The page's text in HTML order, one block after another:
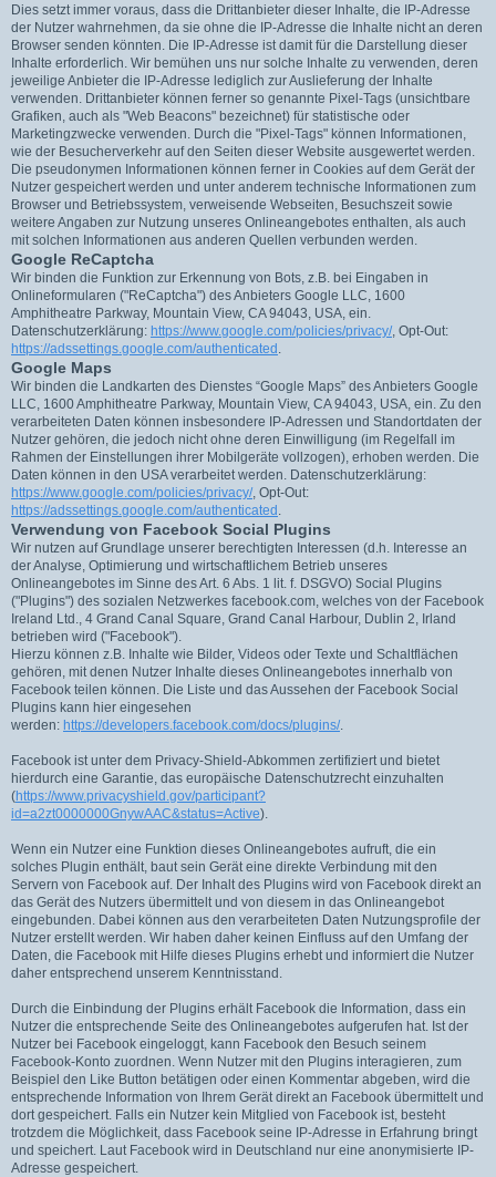
Dies setzt immer voraus, dass die Drittanbieter dieser Inhalte, die IP-Adresse
der Nutzer wahrnehmen, da sie ohne die IP-Adresse die Inhalte nicht an deren
Browser senden könnten. Die IP-Adresse ist damit für die Darstellung dieser
Inhalte erforderlich. Wir bemühen uns nur solche Inhalte zu verwenden, deren
jeweilige Anbieter die IP-Adresse lediglich zur Auslieferung der Inhalte
verwenden. Drittanbieter können ferner so genannte Pixel-Tags (unsichtbare
Grafiken, auch als "Web Beacons" bezeichnet) für statistische oder
Marketingzwecke verwenden. Durch die "Pixel-Tags" können Informationen,
wie der Besucherverkehr auf den Seiten dieser Website ausgewertet werden.
Die pseudonymen Informationen können ferner in Cookies auf dem Gerät der
Nutzer gespeichert werden und unter anderem technische Informationen zum
Browser und Betriebssystem, verweisende Webseiten, Besuchszeit sowie
weitere Angaben zur Nutzung unseres Onlineangebotes enthalten, als auch
mit solchen Informationen aus anderen Quellen verbunden werden.
Google ReCaptcha
Wir binden die Funktion zur Erkennung von Bots, z.B. bei Eingaben in
Onlineformularen ("ReCaptcha") des Anbieters Google LLC, 1600
Amphitheatre Parkway, Mountain View, CA 94043, USA, ein.
Datenschutzerklärung: https://www.google.com/policies/privacy/, Opt-Out:
https://adssettings.google.com/authenticated
Google Maps
Wir binden die Landkarten des Dienstes “Google Maps” des Anbieters Google
LLC, 1600 Amphitheatre Parkway, Mountain View, CA 94043, USA, ein. Zu den
verarbeiteten Daten können insbesondere IP-Adressen und Standortdaten der
Nutzer gehören, die jedoch nicht ohne deren Einwilligung (im Regelfall im
Rahmen der Einstellungen ihrer Mobilgeräte vollzogen), erhoben werden. Die
Daten können in den USA verarbeitet werden. Datenschutzerklärung:
https://www.google.com/policies/privacy/, Opt-Out:
https://adssettings.google.com/authenticated
Verwendung von Facebook Social Plugins
Wir nutzen auf Grundlage unserer berechtigten Interessen (d.h. Interesse an
der Analyse, Optimierung und wirtschaftlichem Betrieb unseres
Onlineangebotes im Sinne des Art. 6 Abs. 1 lit. f. DSGVO) Social Plugins
("Plugins") des sozialen Netzwerkes facebook.com, welches von der Facebook
Ireland Ltd., 4 Grand Canal Square, Grand Canal Harbour, Dublin 2, Irland
betrieben wird ("Facebook").
Hierzu können z.B. Inhalte wie Bilder, Videos oder Texte und Schaltflächen
gehören, mit denen Nutzer Inhalte dieses Onlineangebotes innerhalb von
Facebook teilen können. Die Liste und das Aussehen der Facebook Social
Plugins kann hier eingesehen
werden: https://developers.facebook.com/docs/plugins/.
Facebook ist unter dem Privacy-Shield-Abkommen zertifiziert und bietet
hierdurch eine Garantie, das europäische Datenschutzrecht einzuhalten
(https://www.privacyshield.gov/participant?
id=a2zt0000000GnywAAC&status=Active).
Wenn ein Nutzer eine Funktion dieses Onlineangebotes aufruft, die ein
solches Plugin enthält, baut sein Gerät eine direkte Verbindung mit den
Servern von Facebook auf. Der Inhalt des Plugins wird von Facebook direkt an
das Gerät des Nutzers übermittelt und von diesem in das Onlineangebot
eingebunden. Dabei können aus den verarbeiteten Daten Nutzungsprofile der
Nutzer erstellt werden. Wir haben daher keinen Einfluss auf den Umfang der
Daten, die Facebook mit Hilfe dieses Plugins erhebt und informiert die Nutzer
daher entsprechend unserem Kenntnisstand.
Durch die Einbindung der Plugins erhält Facebook die Information, dass ein
Nutzer die entsprechende Seite des Onlineangebotes aufgerufen hat. Ist der
Nutzer bei Facebook eingeloggt, kann Facebook den Besuch seinem
Facebook-Konto zuordnen. Wenn Nutzer mit den Plugins interagieren, zum
Beispiel den Like Button betätigen oder einen Kommentar abgeben, wird die
entsprechende Information von Ihrem Gerät direkt an Facebook übermittelt und
dort gespeichert. Falls ein Nutzer kein Mitglied von Facebook ist, besteht
trotzdem die Möglichkeit, dass Facebook seine IP-Adresse in Erfahrung bringt
und speichert. Laut Facebook wird in Deutschland nur eine anonymisierte IP-
Adresse gespeichert.